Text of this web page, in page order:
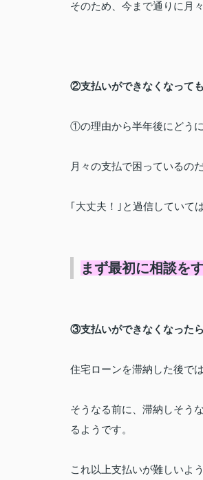
そのため、今まで通りに月
②支払いができなくなって
①の理由から半年後にどう
月々の支払で困っているのだ
｢大丈夫！｣と過信していて
まず最初に相談を
③支払いができなくなった
住宅ローンを滞納した後で
そうなる前に、滞納しそう
るようです。
これ以上支払いが難しいよ